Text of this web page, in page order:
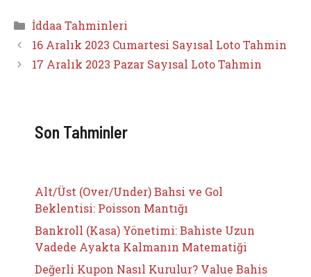
Kategoriler
İddaa Tahminleri
16 Aralık 2023 Cumartesi Sayısal Loto Tahmin
17 Aralık 2023 Pazar Sayısal Loto Tahmin
Son Tahminler
Alt/Üst (Over/Under) Bahsi ve Gol
Beklentisi: Poisson Mantığı
Bankroll (Kasa) Yönetimi: Bahiste Uzun
Vadede Ayakta Kalmanın Matematiği
Değerli Kupon Nasıl Kurulur? Value Bahis